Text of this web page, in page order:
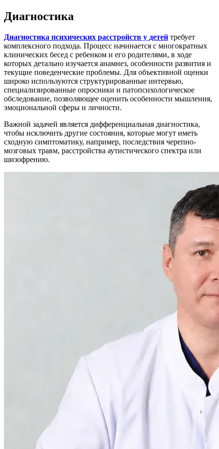
Диагностика
Диагностика психических расстройств у детей требует
комплексного подхода. Процесс начинается с многократных
клинических бесед с ребенком и его родителями, в ходе
которых детально изучается анамнез, особенности развития и
текущие поведенческие проблемы. Для объективной оценки
широко используются структурированные интервью,
специализированные опросники и патопсихологическое
обследование, позволяющее оценить особенности мышления,
эмоциональной сферы и личности.
Важной задачей является дифференциальная диагностика,
чтобы исключить другие состояния, которые могут иметь
сходную симптоматику, например, последствия черепно-
мозговых травм, расстройства аутистического спектра или
шизофрению.